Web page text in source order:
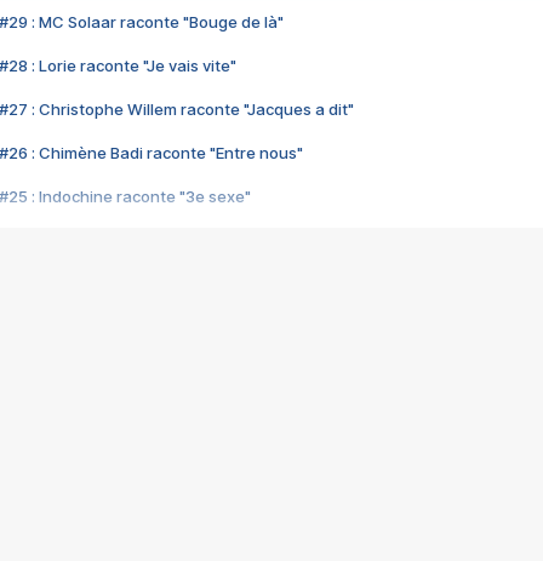
#29 : MC Solaar raconte "Bouge de là"
#28 : Lorie raconte "Je vais vite"
#27 : Christophe Willem raconte "Jacques a dit"
#26 : Chimène Badi raconte "Entre nous"
#25 : Indochine raconte "3e sexe"